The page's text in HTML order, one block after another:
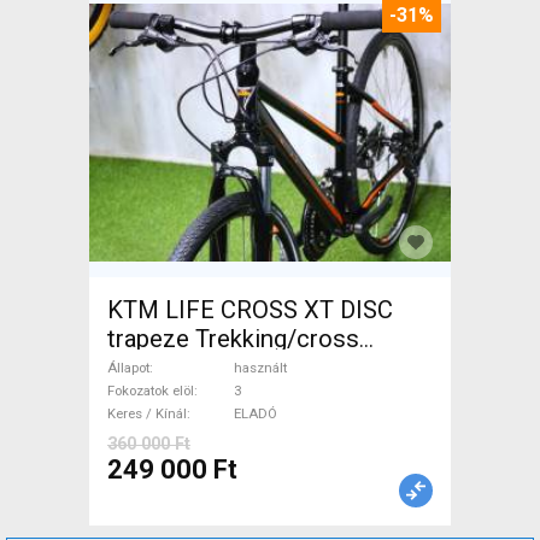
-31%
KTM LIFE CROSS XT DISC
trapeze Trekking/cross
tárcsafék használt ELADÓ
Állapot
használt
Fokozatok elöl
3
Keres / Kínál
ELADÓ
360 000 Ft
249 000 Ft